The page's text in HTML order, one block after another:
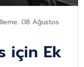
08 Ağustos
için Ek